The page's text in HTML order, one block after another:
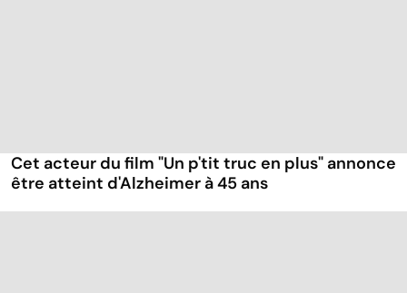
Cet acteur du film "Un p'tit truc en plus" annonce
être atteint d'Alzheimer à 45 ans